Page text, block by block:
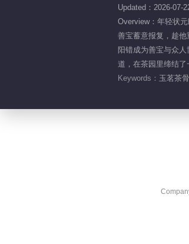
Updated：2026-07-
Overview：年轻状
善宝蓄意报复，趁
阳错成为善宝与众
道，在茶园里缔结了
Keywords： 玉茗茶